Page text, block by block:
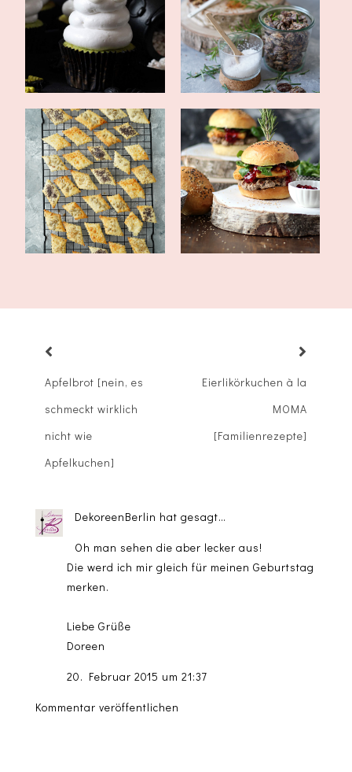
Brausepulver-Geister-
Cupcakes mit M...
Curry-Mandeln und
Rosmarin-Pecannüs...
herzhaft backen:
schnelles Käsegebä...
Burger mit
selbstgemachtem Burger
B...
Apfelbrot [nein, es
schmeckt wirklich
nicht wie
Apfelkuchen]
Eierlikörkuchen à la
MOMA
[Familienrezepte]
DekoreenBerlin hat gesagt…
Oh man sehen die aber lecker aus!
Die werd ich mir gleich für meinen Geburtstag
merken.
Liebe Grüße
Doreen
20. Februar 2015 um 21:37
Kommentar veröffentlichen